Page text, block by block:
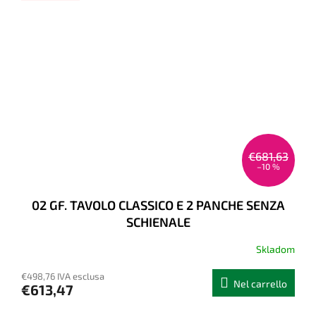
€681,63
–10 %
02 GF. TAVOLO CLASSICO E 2 PANCHE SENZA
SCHIENALE
Skladom
€498,76 IVA esclusa
€613,47 Nel carrello